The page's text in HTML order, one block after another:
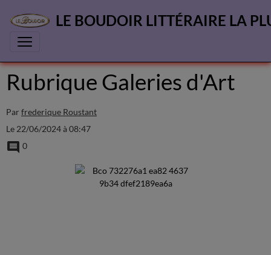
LE BOUDOIR LITTÉRAIRE LA
Rubrique Galeries d'Art
Par frederique Roustant
Le 22/06/2024à 08:47
0